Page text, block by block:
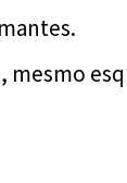
mesmo